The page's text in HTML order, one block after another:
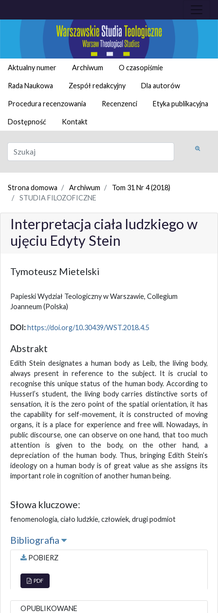
Aktualny numer Archiwum O czasopiśmie
Rada Naukowa Zespół redakcyjny Dla autorów
Procedura recenzowania Recenzenci Etyka publikacyjna
Dostępność Kontakt
Strona domowa Archiwum
Tom 31 Nr 4 (2018)
STUDIA FILOZOFICZNE
Interpretacja ciała ludzkiego w
ujęciu Edyty Stein
Tymoteusz Mietelski
Papieski Wydział Teologiczny w Warszawie, Collegium
Joanneum (Polska)
DOI:https://doi.org/10.30439/WST.2018.4.5
Abstrakt
Edith Stein designates a human body as Leib, the living body,
always present in reference to the subject. It is crucial to
recognise this unique status of the human body. According to
Husserl’s student, the living body carries distinctive sorts of
sensation, it is the zero point of the spatial orientation, it has
the capability for self-movement, it is constructed of moving
organs, it is a place for experience and free will. Nowadays, in
public discourse, one can observe on one hand, that too much
attention is given to the body, on the other hand, a
depreciation of the human body. Thus, bringing Edith Stein’s
ideology on a human body is of great value as she assigns its
important role in cognition of another human being.
Słowa kluczowe:
fenomenologia, ciało ludzkie, człowiek, drugi podmiot
Bibliografia
POBIERZ
PDF
OPUBLIKOWANE